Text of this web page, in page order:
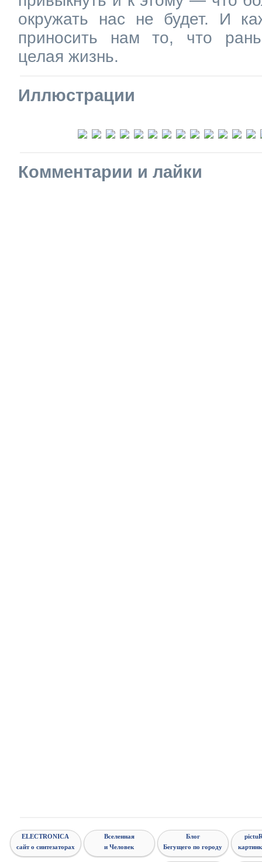
окружать нас не будет. И
приносить нам то, что
целая жизнь.
Иллюстрации
Комментарии и лайки
ELECTRONICA
сайт о синтезаторах
Вселенная
и Человек
Блог
Бегущего по городу